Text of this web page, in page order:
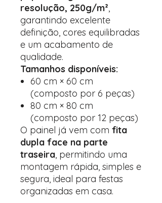
resolução, 250g/m²,
garantindo excelente
definição, cores equilibradas
e um acabamento de
qualidade.
Tamanhos disponíveis:
60 cm × 60 cm
(composto por 6 peças)
80 cm × 80 cm
(composto por 12 peças)
O painel já vem com fita
dupla face na parte
traseira, permitindo uma
montagem rápida, simples e
segura, ideal para festas
organizadas em casa.